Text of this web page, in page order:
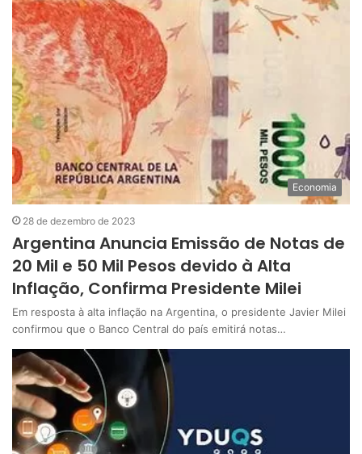
Economia
28 de dezembro de 2023
Argentina Anuncia Emissão de Notas de
20 Mil e 50 Mil Pesos devido à Alta
Inflação, Confirma Presidente Milei
Em resposta à alta inflação na Argentina, o presidente Javier Milei
confirmou que o Banco Central do país emitirá notas…